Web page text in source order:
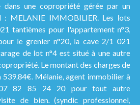
une copropriété gérée par un
: MELANIE IMMOBILIER. Les lots
tantièmes pour l'appartement n°3,
le grenier n°20, la cave 2/1 021
de lot n°4 est situé à une autre
Le montant des charges de
Mélanie, agent immobilier à
82 85 24 20 pour tout autre
de bien. (syndic professionnel,